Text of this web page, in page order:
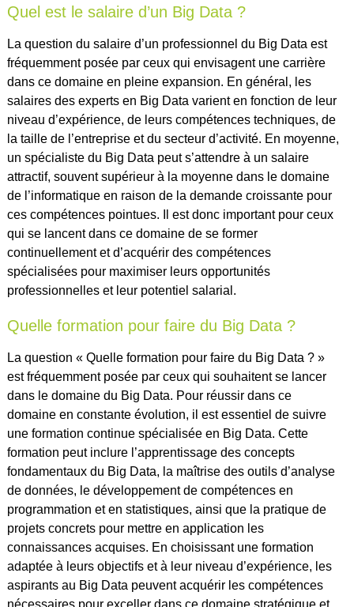
Quel est le salaire d’un Big Data ?
La question du salaire d’un professionnel du Big Data est
fréquemment posée par ceux qui envisagent une carrière
dans ce domaine en pleine expansion. En général, les
salaires des experts en Big Data varient en fonction de leur
niveau d’expérience, de leurs compétences techniques, de
la taille de l’entreprise et du secteur d’activité. En moyenne,
un spécialiste du Big Data peut s’attendre à un salaire
attractif, souvent supérieur à la moyenne dans le domaine
de l’informatique en raison de la demande croissante pour
ces compétences pointues. Il est donc important pour ceux
qui se lancent dans ce domaine de se former
continuellement et d’acquérir des compétences
spécialisées pour maximiser leurs opportunités
professionnelles et leur potentiel salarial.
Quelle formation pour faire du Big Data ?
La question « Quelle formation pour faire du Big Data ? »
est fréquemment posée par ceux qui souhaitent se lancer
dans le domaine du Big Data. Pour réussir dans ce
domaine en constante évolution, il est essentiel de suivre
une formation continue spécialisée en Big Data. Cette
formation peut inclure l’apprentissage des concepts
fondamentaux du Big Data, la maîtrise des outils d’analyse
de données, le développement de compétences en
programmation et en statistiques, ainsi que la pratique de
projets concrets pour mettre en application les
connaissances acquises. En choisissant une formation
adaptée à leurs objectifs et à leur niveau d’expérience, les
aspirants au Big Data peuvent acquérir les compétences
nécessaires pour exceller dans ce domaine stratégique et